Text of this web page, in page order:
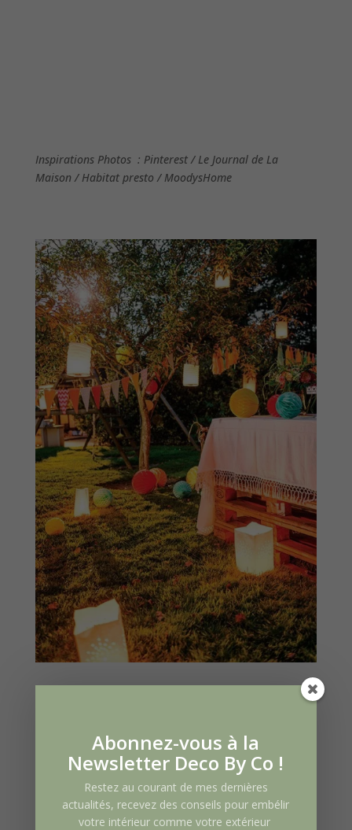
Inspirations Photos : Pinterest / Le Journal de La
Maison / Habitat presto / MoodysHome